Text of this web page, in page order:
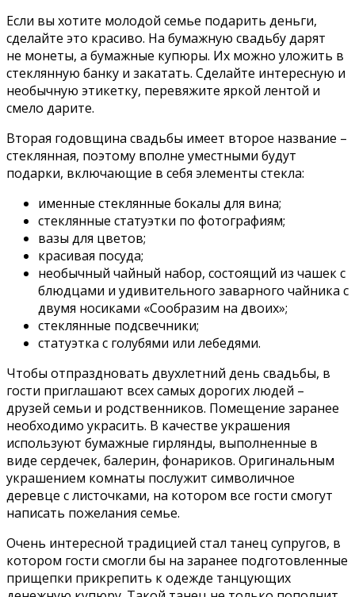
Если вы хотите молодой семье подарить деньги,
сделайте это красиво. На бумажную свадьбу дарят
не монеты, а бумажные купюры. Их можно уложить в
стеклянную банку и закатать. Сделайте интересную и
необычную этикетку, перевяжите яркой лентой и
смело дарите.
Вторая годовщина свадьбы имеет второе название –
стеклянная, поэтому вполне уместными будут
подарки, включающие в себя элементы стекла:
именные стеклянные бокалы для вина;
стеклянные статуэтки по фотографиям;
вазы для цветов;
красивая посуда;
необычный чайный набор, состоящий из чашек с
блюдцами и удивительного заварного чайника с
двумя носиками «Сообразим на двоих»;
стеклянные подсвечники;
статуэтка с голубями или лебедями.
Чтобы отпраздновать двухлетний день свадьбы, в
гости приглашают всех самых дорогих людей –
друзей семьи и родственников. Помещение заранее
необходимо украсить. В качестве украшения
используют бумажные гирлянды, выполненные в
виде сердечек, балерин, фонариков. Оригинальным
украшением комнаты послужит символичное
деревце с листочками, на котором все гости смогут
написать пожелания семье.
Очень интересной традицией стал танец супругов, в
котором гости смогли бы на заранее подготовленные
прищепки прикрепить к одежде танцующих